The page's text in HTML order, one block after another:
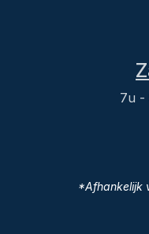
7u -
*Afhankelijk